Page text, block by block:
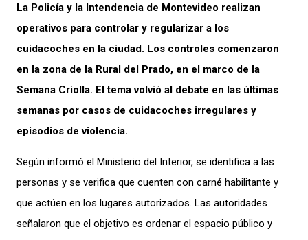
La Policía y la Intendencia de Montevideo realizan
operativos para controlar y regularizar a los
cuidacoches en la ciudad. Los controles comenzaron
en la zona de la Rural del Prado, en el marco de la
Semana Criolla. El tema volvió al debate en las últimas
semanas por casos de cuidacoches irregulares y
episodios de violencia.
Según informó el Ministerio del Interior, se identifica a las
personas y se verifica que cuenten con carné habilitante y
que actúen en los lugares autorizados. Las autoridades
señalaron que el objetivo es ordenar el espacio público y